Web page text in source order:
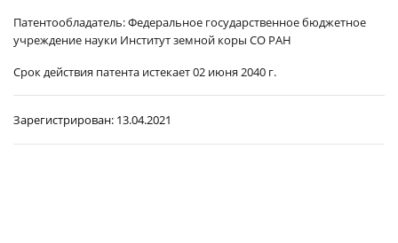
Патентообладатель: Федеральное государственное бюджетное
учреждение науки Институт земной коры СО РАН
Срок действия патента истекает 02 июня 2040 г.
Зарегистрирован: 13.04.2021